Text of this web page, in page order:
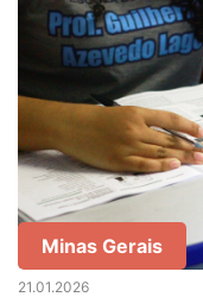
Minas Gerais
21.01.2026